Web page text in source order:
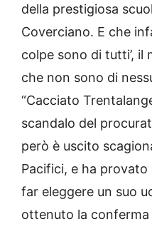
della prestigiosa
Coverciano. E che
colpe sono di tutti’, il
che non sono di
“Cacciato
scandalo del
però è uscito
Pacifici, e ha
far eleggere un suo
ottenuto la